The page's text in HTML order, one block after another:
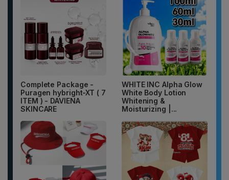
Complete Package -
Puragen hybright-XT ( 7
ITEM ) - DAVIENA
SKINCARE
WHITE INC Alpha Glow
White Body Lotion
Whitening &
Moisturizing |...